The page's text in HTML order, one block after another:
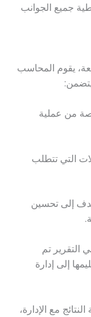
جميع الجوانب
يقوم المحاسب
يتضمن:
من عملية
التي تتطلب
إلى تحسين
التقرير تم
إلى إدارة
مع الإدارة،